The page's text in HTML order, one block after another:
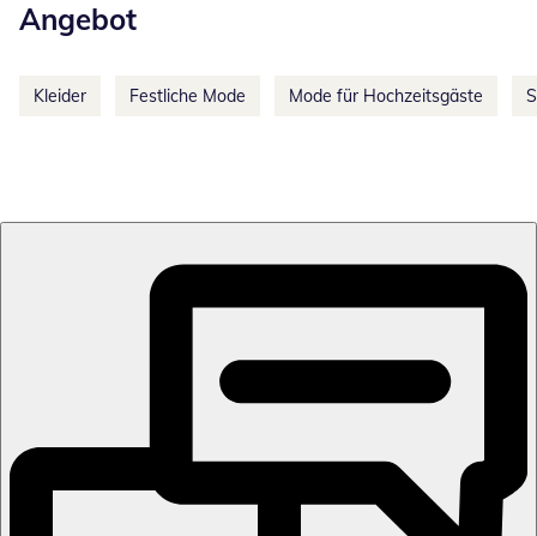
Angebot
Kleider Festliche Mode Mode für Hochzeitsgäste